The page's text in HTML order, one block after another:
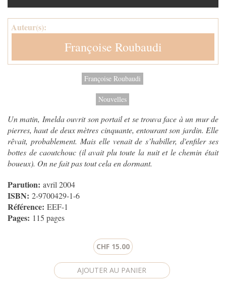
Auteur(s):
Françoise Roubaudi
Françoise Roubaudi
Nouvelles
Un matin, Imelda ouvrit son portail et se trouva face à un mur de
pierres, haut de deux mètres cinquante, entourant son jardin. Elle
rêvait, probablement. Mais elle venait de s’habiller, d'enfiler ses
bottes de caoutchouc (il avait plu toute la nuit et le chemin était
boueux). On ne fait pas tout cela en dormant.
Parution: avril 2004
ISBN: 2-9700429-1-6
Référence: EEF-1
Pages: 115 pages
CHF 15.00